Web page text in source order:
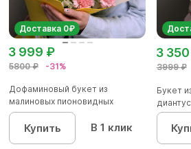
Доставка 0₽
5800 ₽ -31%
3 999 ₽
Дофаминовый букет из
малиновых пионовидных
кустовых роз...
Купить В 1 клик
3999 ₽
3
Букет